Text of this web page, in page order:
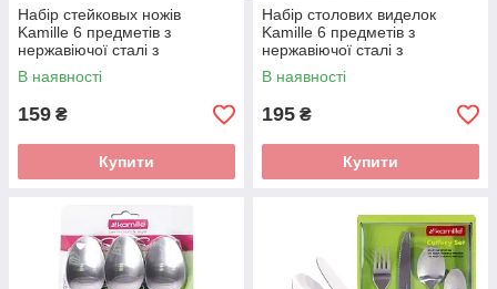
Набір стейковых ножів
Kamille 6 предметів з
нержавіючої сталі з
дерев'яними ручками KM-
5300
В наявності
159 ₴
Купити
Набір столових виделок
Kamille 6 предметів з
нержавіючої сталі з
дерев'яними ручками KM-
5301
В наявності
195 ₴
Купити